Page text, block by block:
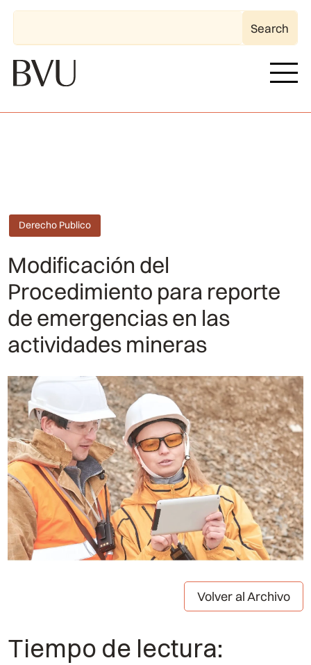
Derecho Publico
Modificación del
Procedimiento para reporte
de emergencias en las
actividades mineras
Volver al Archivo
Tiempo de lectura: